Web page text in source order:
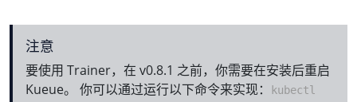
注意
要使用 Trainer，在 v0.8.1 之前，你需要在安装后重启
Kueue。 你可以通过运行以下命令来实现：
kubectl